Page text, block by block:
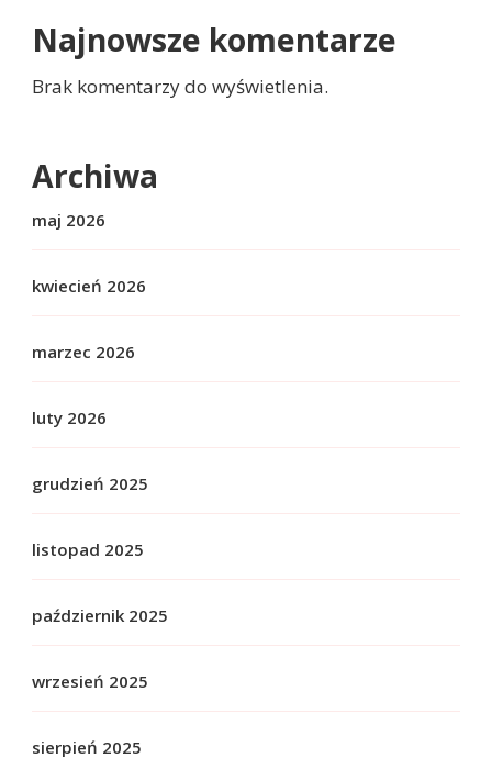
Najnowsze komentarze
Brak komentarzy do wyświetlenia.
Archiwa
maj 2026
kwiecień 2026
marzec 2026
luty 2026
grudzień 2025
listopad 2025
październik 2025
wrzesień 2025
sierpień 2025